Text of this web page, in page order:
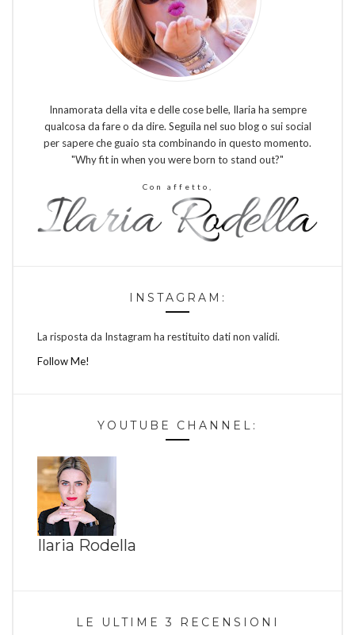
Innamorata della vita e delle cose belle, Ilaria ha sempre
qualcosa da fare o da dire. Seguila nel suo blog o sui social
per sapere che guaio sta combinando in questo momento.
"Why fit in when you were born to stand out?"
Con affetto,
INSTAGRAM:
La risposta da Instagram ha restituito dati non validi.
Follow Me!
YOUTUBE CHANNEL:
Ilaria Rodella
LE ULTIME 3 RECENSIONI